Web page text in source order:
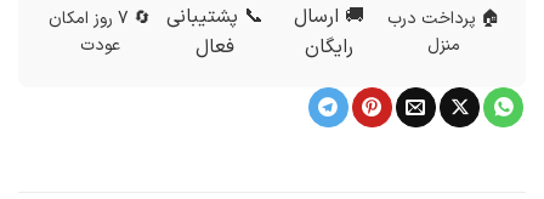
🏠 پرداخت درب
منزل
🚚 ارسال
رایگان
📞 پشتیبانی
فعال
🔄 7 روز امکان
عودت